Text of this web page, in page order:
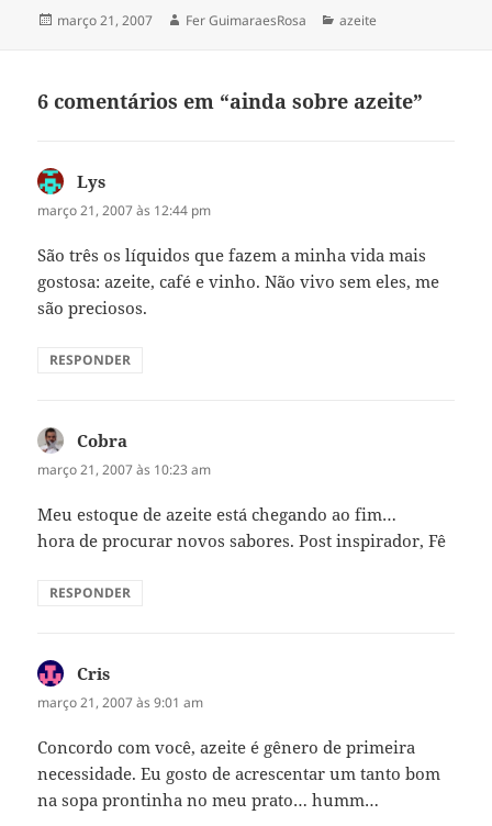
Publicado
março 21, 2007 Autor
Fer GuimaraesRosa Categorias
azeite
6 comentários em “ainda sobre azeite”
Lys
março 21, 2007 às 12:44 pm
São três os líquidos que fazem a minha vida mais
gostosa: azeite, café e vinho. Não vivo sem eles, me
são preciosos.
RESPONDER
Cobra
março 21, 2007 às 10:23 am
Meu estoque de azeite está chegando ao fim…
hora de procurar novos sabores. Post inspirador, Fê
RESPONDER
Cris
março 21, 2007 às 9:01 am
Concordo com você, azeite é gênero de primeira
necessidade. Eu gosto de acrescentar um tanto bom
na sopa prontinha no meu prato… humm…